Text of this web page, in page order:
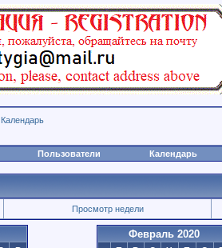
Календарь
Пользователи Календарь
Просмотр недели
Февраль 2020